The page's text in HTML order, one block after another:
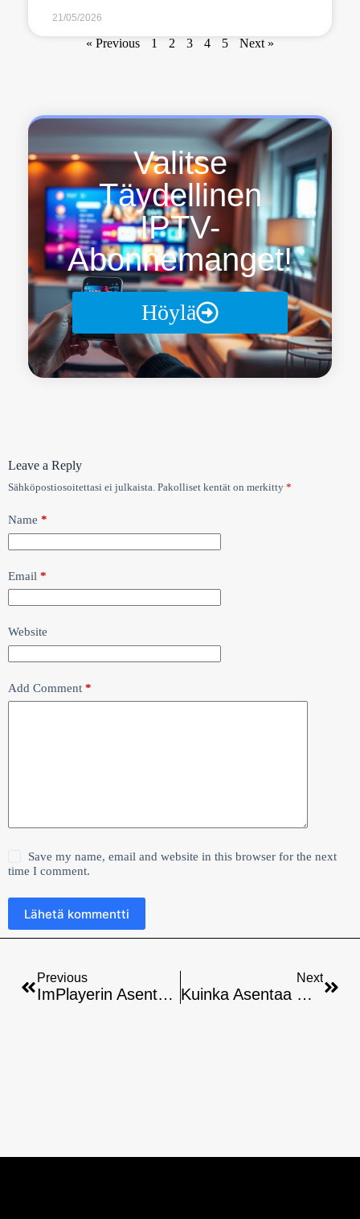
21/05/2026
« Previous 1 2 3 4 5 Next »
Valitse
Täydellinen
IPTV-
Abonnemanget!
Höylä
Leave a Reply
Sähköpostiosoitettasi ei julkaista. Pakolliset kentät on merkitty *
Name *
Email *
Website
Add Comment *
Save my name, email and website in this browser for the next
time I comment.
Lähetä kommentti
Previous
ImPlayerin Asentaminen Rokuun: Helppo Opas Alkuun
Next
Kuinka Asentaa NET IPTV Rokuun: Helppo Asennusopas